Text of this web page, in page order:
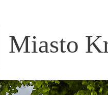
Miasto